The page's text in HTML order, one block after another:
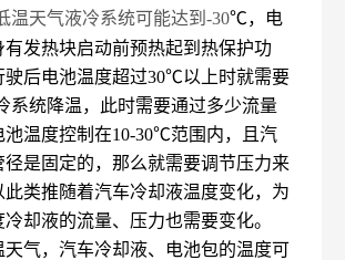
温天气液冷系统可能达到-30℃，电
有发热块启动前预热起到热保护功
驶后电池温度超过30℃以上时就需要
系统降温，此时需要通过多少流量
池温度控制在10-30℃范围内，且汽
径是固定的，那么就需要调节压力来
此类推随着汽车冷却液温度变化，为
却液的流量、压力也需要变化。
天气，汽车冷却液、电池包的温度可